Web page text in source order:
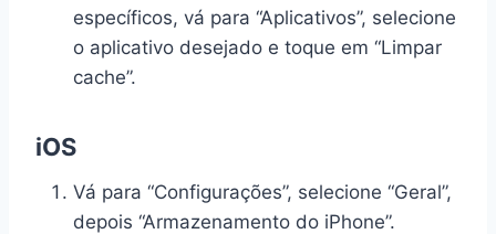
específicos, vá para “Aplicativos”, selecione
o aplicativo desejado e toque em “Limpar
cache”.
iOS
Vá para “Configurações”, selecione “Geral”,
depois “Armazenamento do iPhone”.